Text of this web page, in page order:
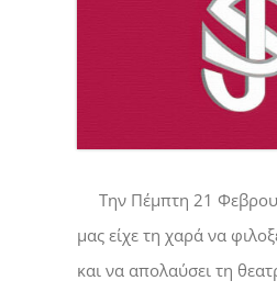
Την Πέμπτη 21
μας είχε τη χαρά να
και να απολαύσει τη